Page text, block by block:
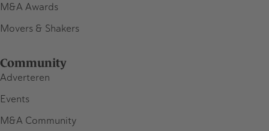
M&A Awards
Movers & Shakers
Community
Adverteren
Events
M&A Community